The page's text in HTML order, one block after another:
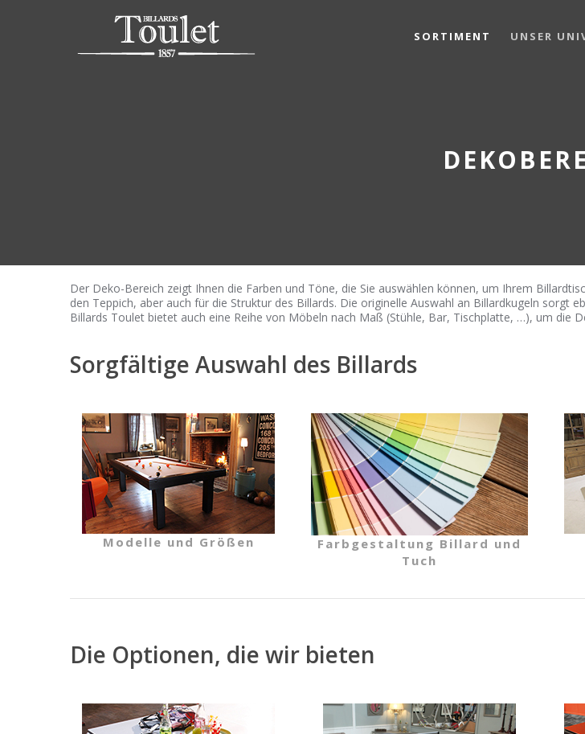
SORTIMENT UNSER
Der Deko-Bereich zeigt Ihnen die Farben und Töne, die Sie auswählen können, um Ihrem
den Teppich, aber auch für die Struktur des Billards. Die originelle Auswahl an Billardkugeln sorgt
Billards Toulet bietet auch eine Reihe von Möbeln nach Maß (Stühle, Bar, Tischplatte, …), um die
Sorgfältige Auswahl des Billards
Modelle und Größen
Farbgestaltung Billard und
Tuch
Die Optionen, die wir bieten